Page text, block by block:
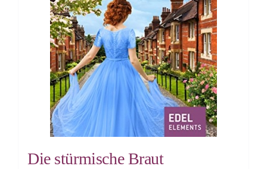
Die stürmische Braut